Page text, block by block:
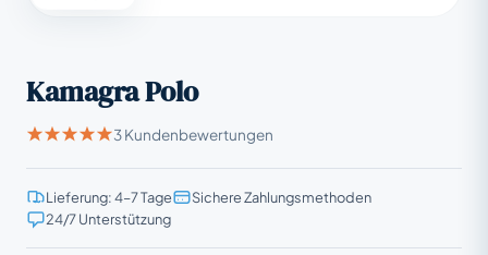
Kamagra Polo
3 Kundenbewertungen
Lieferung: 4–7 Tage
Sichere Zahlungsmethoden
24/7 Unterstützung